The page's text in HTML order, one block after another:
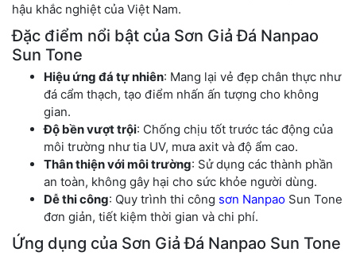
hậu khắc nghiệt của Việt Nam.
Đặc điểm nổi bật của Sơn Giả Đá Nanpao
Sun Tone
Hiệu ứng đá tự nhiên: Mang lại vẻ đẹp chân thực như
đá cẩm thạch, tạo điểm nhấn ấn tượng cho không
gian.
Độ bền vượt trội: Chống chịu tốt trước tác động của
môi trường như tia UV, mưa axit và độ ẩm cao.
Thân thiện với môi trường: Sử dụng các thành phần
an toàn, không gây hại cho sức khỏe người dùng.
Dễ thi công: Quy trình thi công sơn Nanpao Sun Tone
đơn giản, tiết kiệm thời gian và chi phí.
Ứng dụng của Sơn Giả Đá Nanpao Sun Tone